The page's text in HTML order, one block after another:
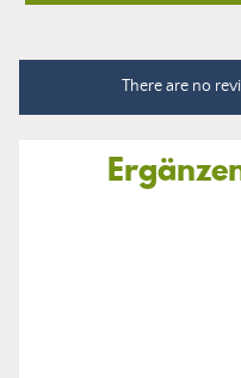
There are no